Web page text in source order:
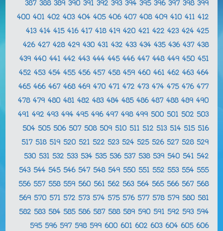
387 388 389 390 391 392 393 394 395 396 397 398 399
400 401 402 403 404 405 406 407 408 409 410 411 412
413 414 415 416 417 418 419 420 421 422 423 424 425
426 427 428 429 430 431 432 433 434 435 436 437 438
439 440 441 442 443 444 445 446 447 448 449 450 451
452 453 454 455 456 457 458 459 460 461 462 463 464
465 466 467 468 469 470 471 472 473 474 475 476 477
478 479 480 481 482 483 484 485 486 487 488 489 490
491 492 493 494 495 496 497 498 499 500 501 502 503
504 505 506 507 508 509 510 511 512 513 514 515 516
517 518 519 520 521 522 523 524 525 526 527 528 529
530 531 532 533 534 535 536 537 538 539 540 541 542
543 544 545 546 547 548 549 550 551 552 553 554 555
556 557 558 559 560 561 562 563 564 565 566 567 568
569 570 571 572 573 574 575 576 577 578 579 580 581
582 583 584 585 586 587 588 589 590 591 592 593 594
595 596 597 598 599 600 601 602 603 604 605 606